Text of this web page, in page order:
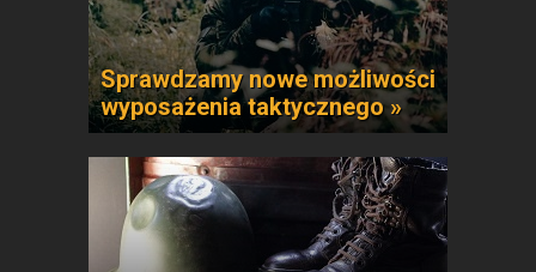
Sprawdzamy nowe możliwości
wyposażenia taktycznego »